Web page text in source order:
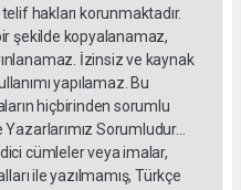
hakları korunmaktadır.
şekilde kopyalanamaz,
İzinsiz ve kaynak
yapılamaz. Bu
hiçbirinden sorumlu
Sorumludur...
cümleler veya imalar,
ile yazılmamış, Türkçe